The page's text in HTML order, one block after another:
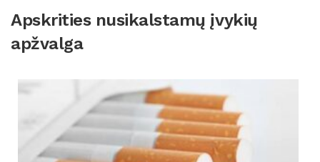
Apskrities nusikalstamų įvykių
apžvalga